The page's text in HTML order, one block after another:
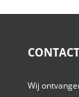
Wij